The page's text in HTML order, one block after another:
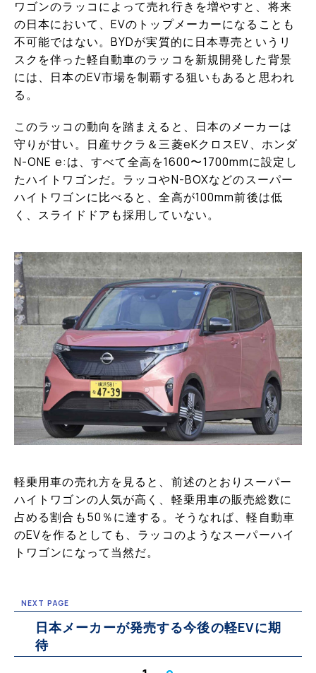
ワゴンのラッコによって売れ行きを増やすと、将来
の日本において、EVのトップメーカーになることも
不可能ではない。BYDが実質的に日本専売というリ
スクを伴った軽自動車のラッコを新規開発した背景
には、日本のEV市場を制覇する狙いもあると思われ
る。
このラッコの動向を踏まえると、日本のメーカーは
守りが甘い。日産サクラ＆三菱eKクロスEV、ホンダ
N-ONE e:は、すべて全高を1600〜1700mmに設定し
たハイトワゴンだ。ラッコやN-BOXなどのスーパー
ハイトワゴンに比べると、全高が100mm前後は低
く、スライドドアも採用していない。
軽乗用車の売れ方を見ると、前述のとおりスーパー
ハイトワゴンの人気が高く、軽乗用車の販売総数に
占める割合も50％に達する。そうなれば、軽自動車
のEVを作るとしても、ラッコのようなスーパーハイ
トワゴンになって当然だ。
NEXT PAGE
日本メーカーが発売する今後の軽EVに期
待